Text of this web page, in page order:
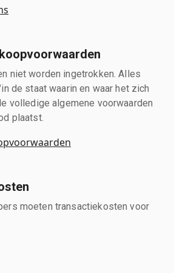
niet worden ingetrokken. Alles
de staat waarin en waar het zich
volledige algemene voorwaarden
plaatst.
moeten transactiekosten voor